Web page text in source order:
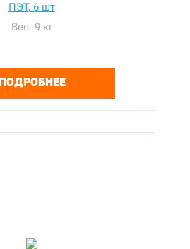
ПЭТ, 6 шт
Вес: 9 кг
ПОДРОБНЕЕ